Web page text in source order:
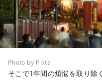
Photo by Pixta
そこで1年間の煩悩を取り